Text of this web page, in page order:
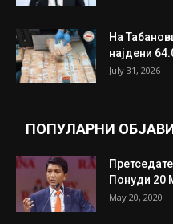
На
најдени
July 31, 2026
ПОПУЛАРНИ
Понуди 20
May 20, 2020